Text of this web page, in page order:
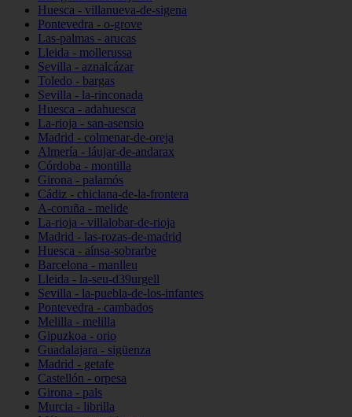
Huesca - villanueva-de-sigena
Pontevedra - o-grove
Las-palmas - arucas
Lleida - mollerussa
Sevilla - aznalcázar
Toledo - bargas
Sevilla - la-rinconada
Huesca - adahuesca
La-rioja - san-asensio
Madrid - colmenar-de-oreja
Almería - láujar-de-andarax
Córdoba - montilla
Girona - palamós
Cádiz - chiclana-de-la-frontera
A-coruña - melide
La-rioja - villalobar-de-rioja
Madrid - las-rozas-de-madrid
Huesca - aínsa-sobrarbe
Barcelona - manlleu
Lleida - la-seu-d39urgell
Sevilla - la-puebla-de-los-infantes
Pontevedra - cambados
Melilla - melilla
Gipuzkoa - orio
Guadalajara - sigüenza
Madrid - getafe
Castellón - orpesa
Girona - pals
Murcia - librilla